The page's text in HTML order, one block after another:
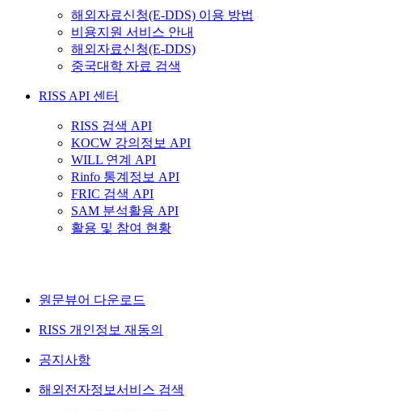
해외자료신청(E-DDS) 이용 방법
비용지원 서비스 안내
해외자료신청(E-DDS)
중국대학 자료 검색
RISS API 센터
RISS 검색 API
KOCW 강의정보 API
WILL 연계 API
Rinfo 통계정보 API
FRIC 검색 API
SAM 분석활용 API
활용 및 참여 현황
원문뷰어 다운로드
RISS 개인정보 재동의
공지사항
해외전자정보서비스 검색